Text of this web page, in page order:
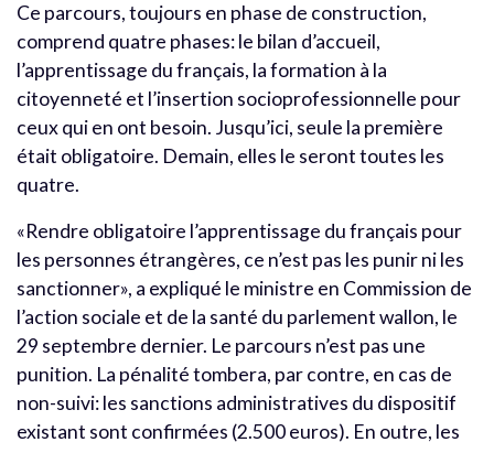
Ce parcours, toujours en phase de construction,
comprend quatre phases: le bilan d’accueil,
l’apprentissage du français, la formation à la
citoyenneté et l’insertion socioprofessionnelle pour
ceux qui en ont besoin. Jusqu’ici, seule la première
était obligatoire. Demain, elles le seront toutes les
quatre.
«Rendre obligatoire l’apprentissage du français pour
les personnes étrangères, ce n’est pas les punir ni les
sanctionner», a expliqué le ministre en Commission de
l’action sociale et de la santé du parlement wallon, le
29 septembre dernier. Le parcours n’est pas une
punition. La pénalité tombera, par contre, en cas de
non-suivi: les sanctions administratives du dispositif
existant sont confirmées (2.500 euros). En outre, les